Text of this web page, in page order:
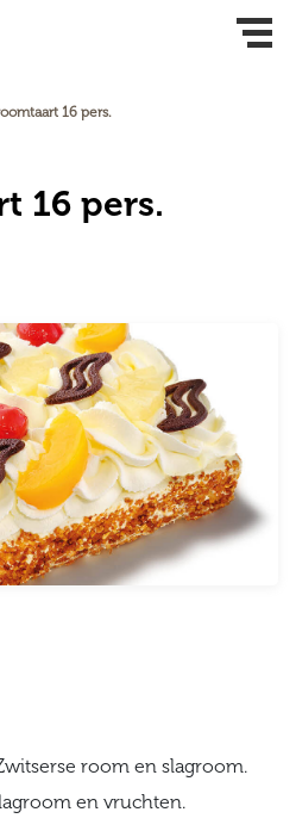
16 pers.
16 pers.
room en slagroom.
en vruchten.